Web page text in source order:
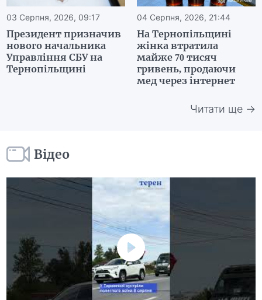
03 Серпня, 2026, 09:17
Президент призначив
нового начальника
Управління СБУ на
Тернопільщині
04 Серпня, 2026, 21:44
На Тернопільщині
жінка втратила
майже 70 тисяч
гривень, продаючи
мед через інтернет
Читати ще →
Відео